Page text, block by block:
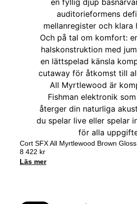
Cort SFX All Myrtlewood Brown Gloss
8 422 kr
Läs mer